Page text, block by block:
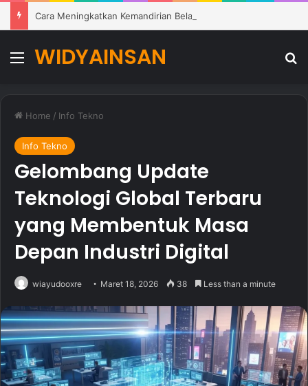
Menu
WIDYAINSAN
Home / Info Tekno
Info Tekno
Gelombang Update
Teknologi Global Terbaru
yang Membentuk Masa
Depan Industri Digital
wiayudooxre Maret 18, 2026 38 Less than a minute